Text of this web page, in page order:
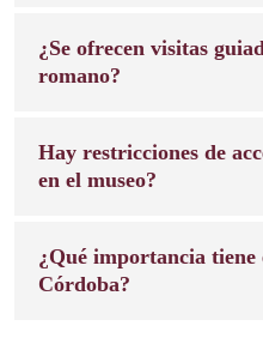
¿Se ofrecen visitas
romano?
Hay restricciones de
en el museo?
¿Qué importancia
Córdoba?